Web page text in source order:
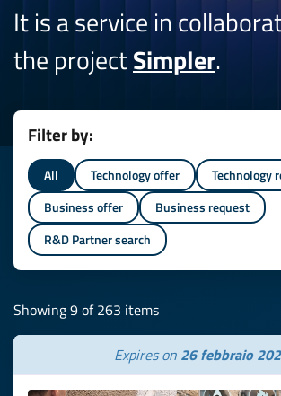
It is a service in
the projectSimpler.
Filter by:
All Technology offer
Technology
Business offer
Business request
R&D Partner search
Showing 9 of 263 items
Expires on 26 febbraio